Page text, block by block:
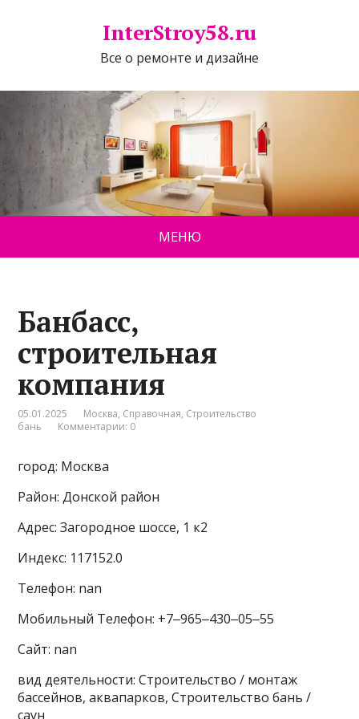
InterStroy58.ru
Все о ремонте и дизайне
МЕНЮ
Банбасс,
строительная
компания
05.01.2025 Москва, Справочная, Строительство
бань
Комментарии: 0
город: Москва
Район: Донской район
Адрес: Загородное шоссе, 1 к2
Индекс: 117152.0
Телефон: nan
Мобильный Телефон: +7‒965‒430‒05‒55
Сайт: nan
вид деятельности: Строительство / монтаж
бассейнов, аквапарков, Строительство бань /
саун